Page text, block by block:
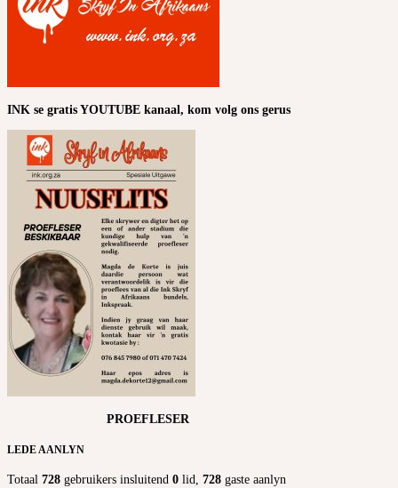
INK se gratis YOUTUBE kanaal, kom volg ons gerus
PROEFLESER
LEDE AANLYN
Totaal 728 gebruikers insluitend 0 lid, 728 gaste aanlyn